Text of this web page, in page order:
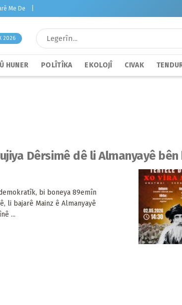
Me De
2026
HUNER POLÎTÎKA EKOLOJÎ CIVAK
Dêrsimê dê li Almanyayê bên
bi boneya 89emîn
li bajarê Mainz ê Almanyayê
...